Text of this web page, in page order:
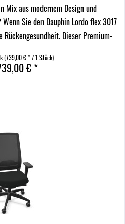
Mix aus modernem Design und
Sie den Dauphin Lordo flex 3017
Dieser Premium-
(739,00 € * / 1 Stück)
€ *